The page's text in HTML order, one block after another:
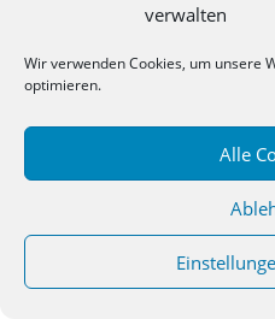
verwalten
Wir verwenden Cookies, um unsere
optimieren.
Alle